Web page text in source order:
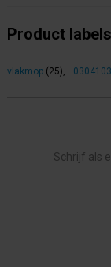
Product labels
vlakmop (25),
Schrijf als